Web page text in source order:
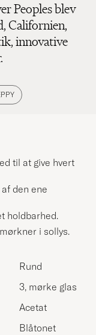
Peoples blev
Californien,
innovative
til at give hvert
den ene
holdbarhed.
i sollys.
Rund
3, mørke glas
Acetat
Blåtonet